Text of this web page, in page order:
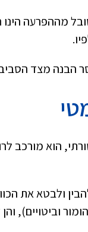
מההפרעה הינו
הבנה מצד
הוא מורכב
ולבטא את
וביטויים),